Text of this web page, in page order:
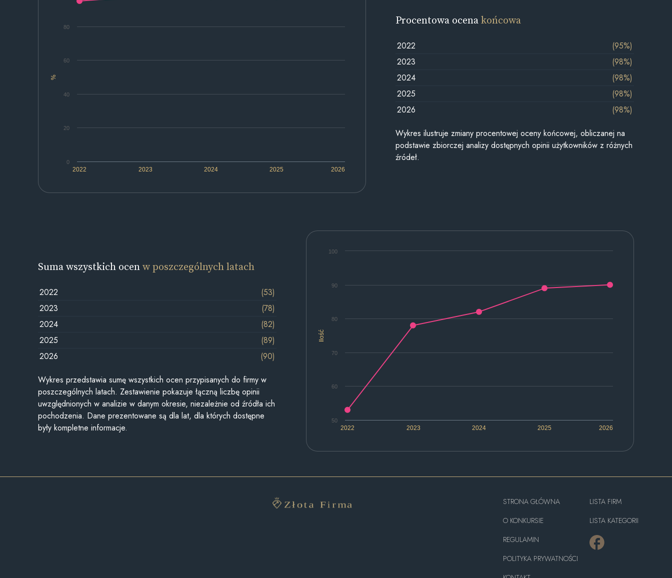
%
2022 2023 2024 2025 2026
0
20
40
60
80
Procentowa ocenakońcowa
2022
(95%)
2023
(98%)
2024
(98%)
2025
(98%)
2026
(98%)
Wykres ilustruje zmiany procentowej oceny końcowej, obliczanej na
podstawie zbiorczej analizy dostępnych opinii użytkowników z różnych
źródeł.
Ilość
2022 2023 2024 2025 2026
50
60
70
80
90
100
Suma wszystkich ocenw poszczególnych latach
2022
(53)
2023
(78)
2024
(82)
2025
(89)
2026
(90)
Wykres przedstawia sumę wszystkich ocen przypisanych do firmy w
poszczególnych latach. Zestawienie pokazuje łączną liczbę opinii
uwzględnionych w analizie w danym okresie, niezależnie od źródła ich
pochodzenia. Dane prezentowane są dla lat, dla których dostępne
były kompletne informacje.
STRONA GŁÓWNA
O KONKURSIE
REGULAMIN
POLITYKA PRYWATNOŚCI
LISTA FIRM
LISTA KATEGORII